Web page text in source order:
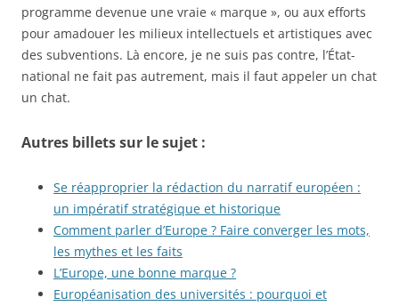
programme devenue une vraie « marque », ou aux efforts
pour amadouer les milieux intellectuels et artistiques avec
des subventions. Là encore, je ne suis pas contre, l’État-
national ne fait pas autrement, mais il faut appeler un chat
un chat.
Autres billets sur le sujet :
Se réapproprier la rédaction du narratif européen :
un impératif stratégique et historique
Comment parler d’Europe ? Faire converger les mots,
les mythes et les faits
L’Europe, une bonne marque ?
Européanisation des universités : pourquoi et